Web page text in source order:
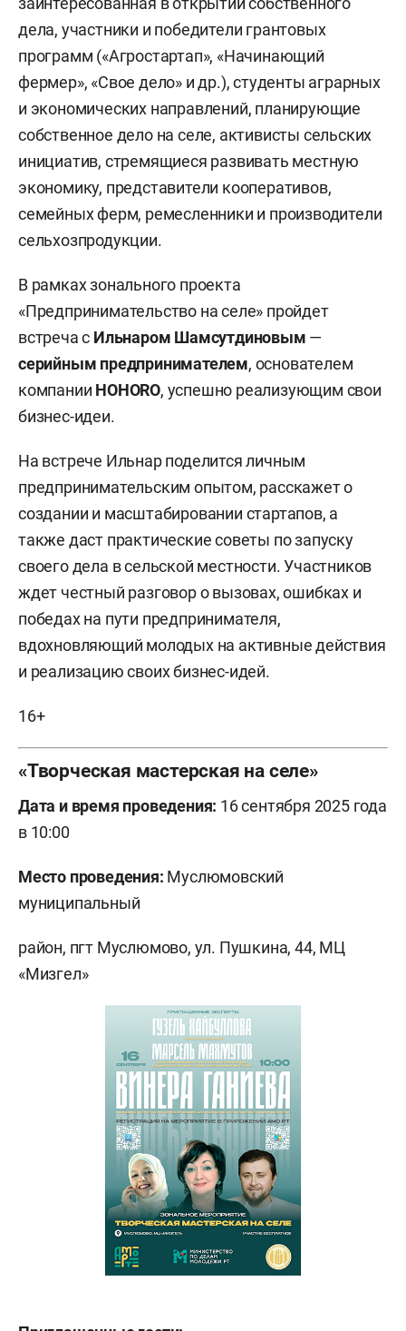
дела, участники и победители грантовых
программ («Агростартап», «Начинающий
фермер», «Свое дело» и др.), студенты аграрных
и экономических направлений, планирующие
собственное дело на селе, активисты сельских
инициатив, стремящиеся развивать местную
экономику, представители кооперативов,
семейных ферм, ремесленники и производители
сельхозпродукции.
В рамках зонального проекта
«Предпринимательство на селе» пройдет
встреча с Ильнаром Шамсутдиновым —
серийным предпринимателем, основателем
компании HOHORO, успешно реализующим свои
бизнес-идеи.
На встрече Ильнар поделится личным
предпринимательским опытом, расскажет о
создании и масштабировании стартапов, а
также даст практические советы по запуску
своего дела в сельской местности. Участников
ждет честный разговор о вызовах, ошибках и
победах на пути предпринимателя,
вдохновляющий молодых на активные действия
и реализацию своих бизнес-идей.
16+
«Творческая мастерская на селе»
Дата и время проведения: 16 сентября 2025 года
в 10:00
Место проведения: Муслюмовский
муниципальный
район, пгт Муслюмово, ул. Пушкина, 44, МЦ
«Мизгел»